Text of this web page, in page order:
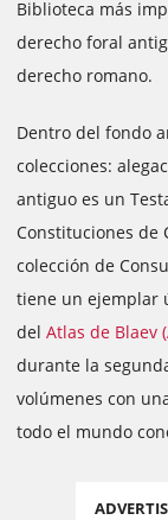
Biblioteca más
derecho foral
derecho romano.
Dentro del fondo
colecciones:
antiguo es un
Constituciones de
colección de
tiene un ejemplar
del Atlas de Blaev
durante la
volúmenes con
todo el mundo